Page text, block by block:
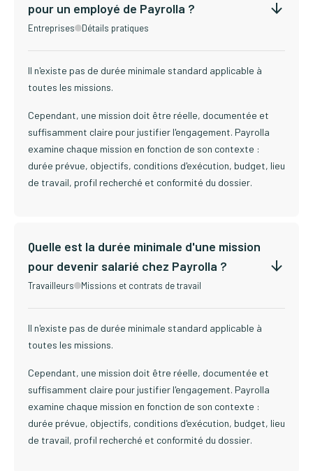
pour un employé de Payrolla ?
Entreprises Détails pratiques
Il n'existe pas de durée minimale standard applicable à
toutes les missions.
Cependant, une mission doit être réelle, documentée et
suffisamment claire pour justifier l'engagement. Payrolla
examine chaque mission en fonction de son contexte :
durée prévue, objectifs, conditions d'exécution, budget, lieu
de travail, profil recherché et conformité du dossier.
Quelle est la durée minimale d'une mission
pour devenir salarié chez Payrolla ?
Travailleurs Missions et contrats de travail
Il n'existe pas de durée minimale standard applicable à
toutes les missions.
Cependant, une mission doit être réelle, documentée et
suffisamment claire pour justifier l'engagement. Payrolla
examine chaque mission en fonction de son contexte :
durée prévue, objectifs, conditions d'exécution, budget, lieu
de travail, profil recherché et conformité du dossier.